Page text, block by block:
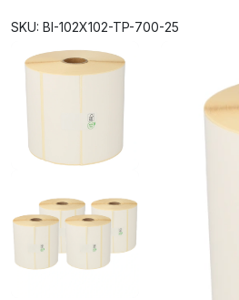
SKU: BI-102X102-TP-700-25